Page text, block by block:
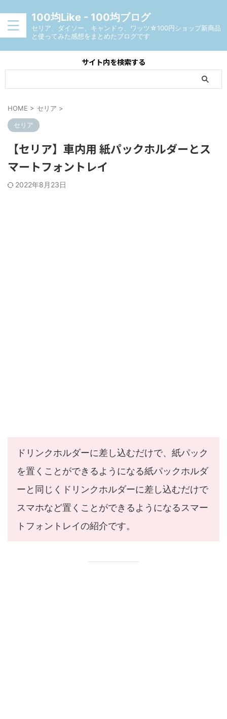
100均Like - 100均ブログ
セリア、ダイソー、キャンドゥ、ワッツ☆100円ショップ新商品
と使ってみた感想をまとめたブログです
サイト内を検索する
HOME > セリア >
セリア
【セリア】車内用 紙パックホルダーとス
マートフォントレイ
2022年8月23日
ドリンクホルダーに差し込むだけで、紙パック
を置くことができるようになる紙パックホルダ
ーと同じくドリンクホルダーに差し込むだけで
スマホなど置くことができるようになるスマー
トフォントレイの紹介です。